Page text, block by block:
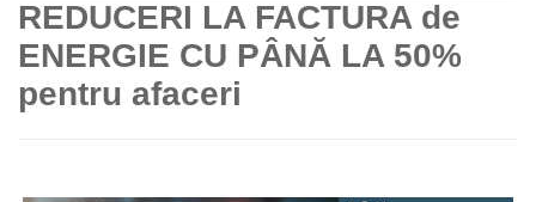
REDUCERI LA FACTURA de
ENERGIE CU PÂNĂ LA 50%
pentru afaceri